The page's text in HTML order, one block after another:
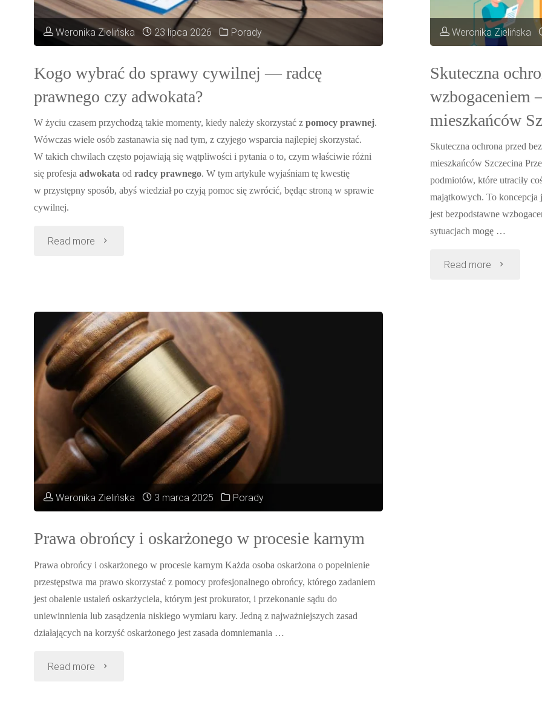
drogowym?"
je
Weronika Zielińska 23 lipca 2026 Porady
Kogo wybrać do sprawy cywilnej — radcę
prawnego czy adwokata?
W życiu czasem przychodzą takie momenty, kiedy należy skorzystać zpomocy prawnej.
Wówczas wiele osób zastanawia się nad tym, z czyjego wsparcia najlepiej skorzystać.
W takich chwilach często pojawiają się wątpliwości i pytania o to, czym właściwie różni
się profesjaadwokata odradcy prawnego. W tym artykule wyjaśniam tę kwestię
w przystępny sposób, abyś wiedział po czyją pomoc się zwrócić, będąc stroną w sprawie
cywilnej.
Read more "Kogo
sprawy
cywilnej
—
prawnego
adwokata?"
Weronika Zielińska
Skuteczna
wzbogaceniem
mieszkańców
Skuteczna ochrona przed
mieszkańców Szczecina
podmiotów, które utraciły
majątkowych. To koncepcja
jest bezpodstawne
sytuacjach mogę …
Read more "Skuteczna
Weronika Zielińska 3 marca 2025 Porady
Prawa obrońcy i oskarżonego w procesie karnym
Prawa obrońcy i oskarżonego w procesie karnym Każda osoba oskarżona o popełnienie
przestępstwa ma prawo skorzystać z pomocy profesjonalnego obrońcy, którego zadaniem
jest obalenie ustaleń oskarżyciela, którym jest prokurator, i przekonanie sądu do
uniewinnienia lub zasądzenia niskiego wymiaru kary. Jedną z najważniejszych zasad
działających na korzyść oskarżonego jest zasada domniemania …
Read more "Prawa